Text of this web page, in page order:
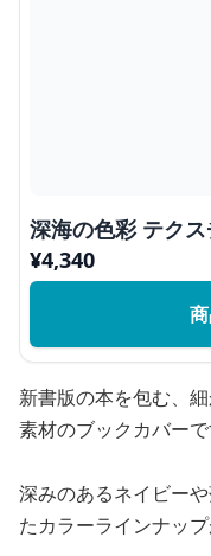
深海の色彩 テク
¥4,340
新書版の本を包む、
素材のブックカバーで
深みのあるネイビー
たカラーラインナップ